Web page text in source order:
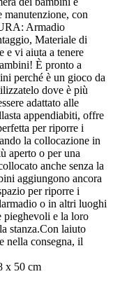
con
Armadio
Materiale di
e vi aiuta a tenere
È pronto a
perché è un gioco da
dove è più
adattato alle
appendiabiti, offre
per riporre i
la collocazione in
aperto o per una
anche senza la
aggiungono ancora
per riporre i
o in altri luoghi
pieghevoli e la loro
stanza.Con laiuto
nella consegna, il
x 50 cm